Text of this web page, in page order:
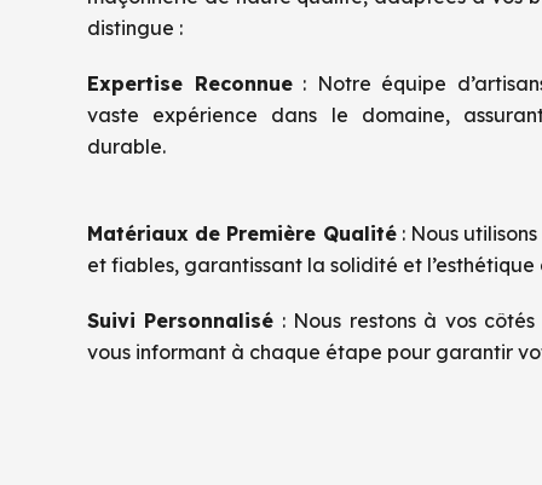
distingue :
Expertise Reconnue: Notre équipe
vaste expérience dans le domaine,
durable.
Matériaux de Première Qualité: Nous
et fiables, garantissant la solidité et l’esthétique
Suivi Personnalisé : Nous restons à vos
vous informant à chaque étape pour garantir